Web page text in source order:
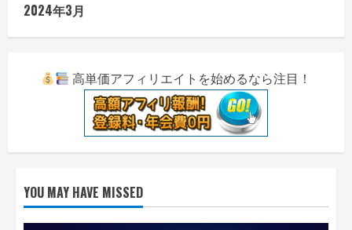
2024年3月
高単価アフィリエイトを始めるなら注目！
YOU MAY HAVE MISSED